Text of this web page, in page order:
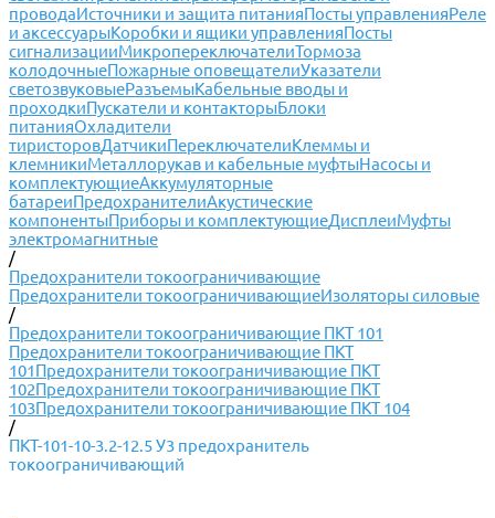
проводаИсточники и защита питанияПосты управленияРеле
и аксессуарыКоробки и ящики управленияПосты
сигнализацииМикропереключателиТормоза
колодочныеПожарные оповещателиУказатели
светозвуковыеРазъемыКабельные вводы и
проходкиПускатели и контакторыБлоки
питанияОхладители
тиристоровДатчикиПереключателиКлеммы и
клемникиМеталлорукав и кабельные муфтыНасосы и
комплектующиеАккумуляторные
батареиПредохранителиАкустические
компонентыПриборы и комплектующиеДисплеиМуфты
электромагнитные
/
Предохранители токоограничивающие
Предохранители токоограничивающиеИзоляторы силовые
/
Предохранители токоограничивающие ПКТ 101
Предохранители токоограничивающие ПКТ
101Предохранители токоограничивающие ПКТ
102Предохранители токоограничивающие ПКТ
103Предохранители токоограничивающие ПКТ 104
/
ПКТ-101-10-3.2-12.5 У3 предохранитель
токоограничивающий